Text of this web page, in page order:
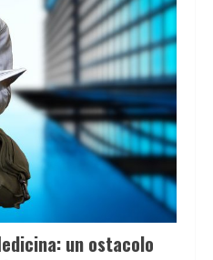
un ostacolo